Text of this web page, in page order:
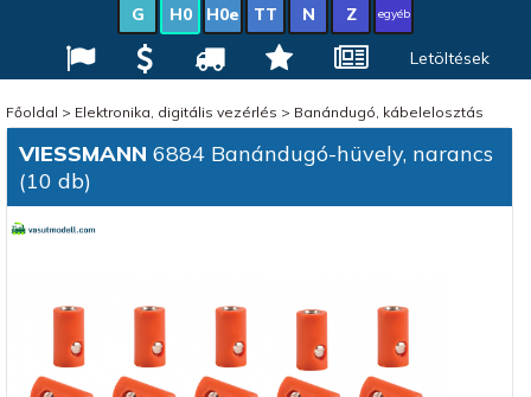
G H0 H0e TT N Z egyéb
Letöltések
Főoldal > Elektronika, digitális vezérlés > Banándugó, kábelelosztás
VIESSMANN 6884 Banándugó-hüvely, narancs
(10 db)